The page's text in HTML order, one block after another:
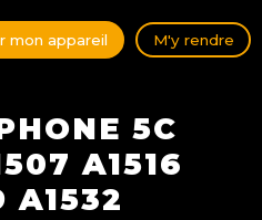
mon appareil M'y rendre
​5C
A1516
A1532